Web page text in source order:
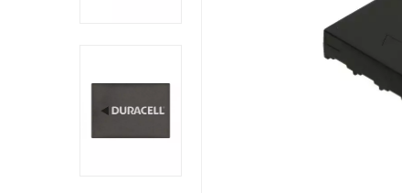
Marca reconocida en el mercado y superior a